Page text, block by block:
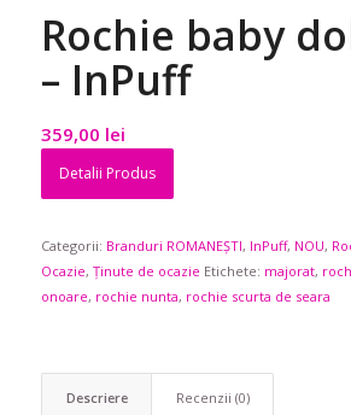
Rochie baby
– InPuff
359,00 lei
Detalii Produs
Categorii: Branduri ROMANEȘTI, InPuff, NOU,
Ocazie, Ținute de ocazie Etichete: majorat,
onoare, rochie nunta, rochie scurta de seara
Descriere Recenzii (0)